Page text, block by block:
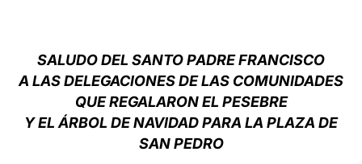
中文
LATINE
SALUDO DEL SANTO PADRE FRANCISCO
A LAS DELEGACIONES DE LAS COMUNIDADES
QUE REGALARON EL PESEBRE
Y EL ÁRBOL DE NAVIDAD PARA LA PLAZA DE
SAN PEDRO